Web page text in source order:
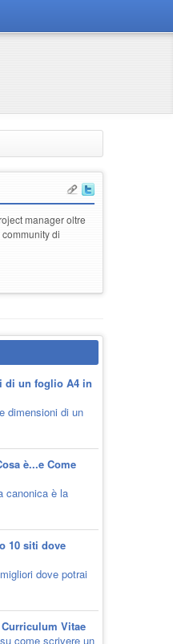
manager oltre
di
di un foglio A4 in
dimensioni di un
è...e Come
canonica è la
10 siti dove
dove potrai
Vitae
come scrivere un